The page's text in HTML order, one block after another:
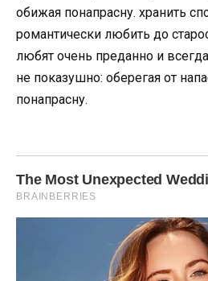
обижая понапрасну. хранить
романтически любить до
любят очень преданно и
не показушно: оберегая от
понапрасну.